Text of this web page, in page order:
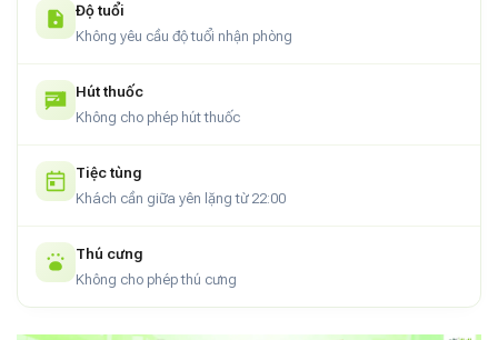
Độ tuổi
Không yêu cầu độ tuổi nhận phòng
Hút thuốc
Không cho phép hút thuốc
Tiệc tùng
Khách cần giữa yên lặng từ 22:00
Thú cưng
Không cho phép thú cưng